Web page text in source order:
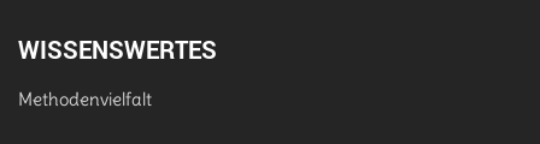
WISSENSWERTES
Methodenvielfalt